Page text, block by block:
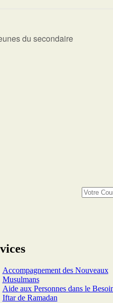
du secondaire
Accompagnement des Nouveaux
Musulmans
Aide aux Personnes dans le
Iftar de Ramadan